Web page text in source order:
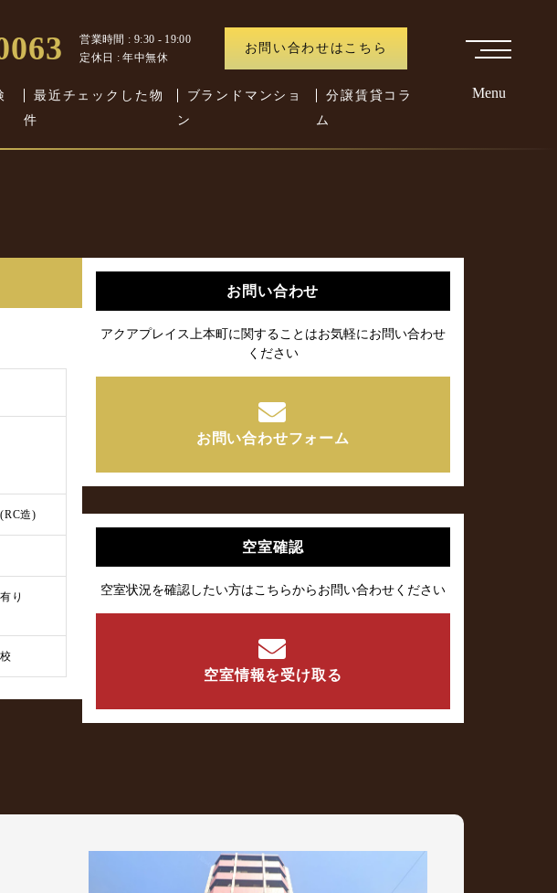
営業時間 : 9:30 - 19:00
定休日 : 年中無休
お問い合わせはこちら
最近チェックした物
件
ブランドマンショ
ン
分譲賃貸コラ
ム
Menu
造)
り
お問い合わせ
アクアプレイス上本町に関することはお気軽にお問い合わせ
ください
お問い合わせフォーム
空室確認
空室状況を確認したい方はこちらからお問い合わせください
空室情報を受け取る